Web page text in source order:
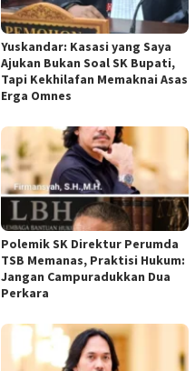
Yuskandar: Kasasi yang Saya
Ajukan Bukan Soal SK Bupati,
Tapi Kekhilafan Memaknai Asas
Erga Omnes
Polemik SK Direktur Perumda
TSB Memanas, Praktisi Hukum:
Jangan Campuradukkan Dua
Perkara